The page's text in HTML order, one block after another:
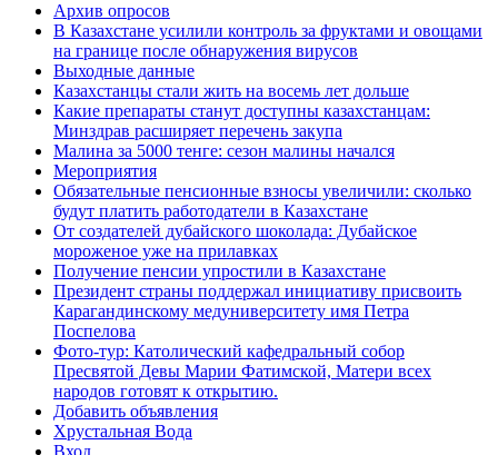
Архив опросов
В Казахстане усилили контроль за фруктами и овощами
на границе после обнаружения вирусов
Выходные данные
Казахстанцы стали жить на восемь лет дольше
Какие препараты станут доступны казахстанцам:
Минздрав расширяет перечень закупа
Малина за 5000 тенге: сезон малины начался
Мероприятия
Обязательные пенсионные взносы увеличили: сколько
будут платить работодатели в Казахстане
От создателей дубайского шоколада: Дубайское
мороженое уже на прилавках
Получение пенсии упростили в Казахстане
Президент страны поддержал инициативу присвоить
Карагандинскому медуниверситету имя Петра
Поспелова
Фото-тур: Католический кафедральный собор
Пресвятой Девы Марии Фатимской, Матери всех
народов готовят к открытию.
Добавить объявления
Хрустальная Вода